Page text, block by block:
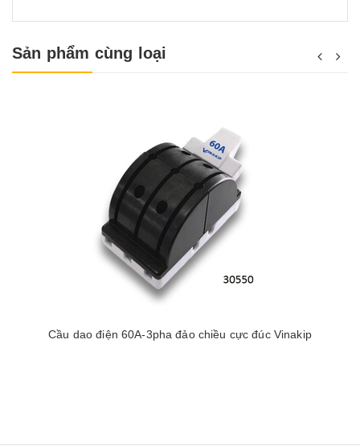
Sản phẩm cùng loại
Cầu dao điện 60A-3pha đảo chiều cực đúc Vinakip